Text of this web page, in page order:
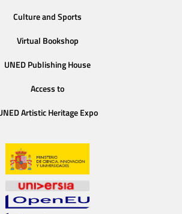
Culture and Sports
Virtual Bookshop
UNED Publishing House
Access to
Artistic Heritage Expo